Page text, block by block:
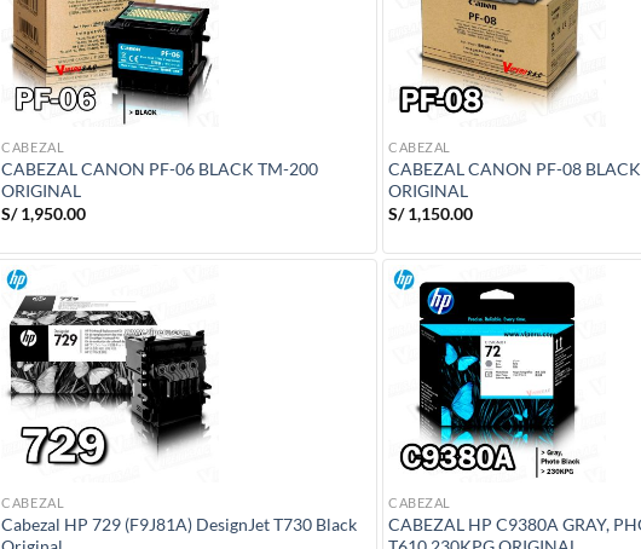
CABEZAL
CABEZAL CANON PF-06 BLACK TM-200
ORIGINAL
S/1,950.00
CABEZAL
CABEZAL CANON PF-08
ORIGINAL
S/1,150.00
CABEZAL
Cabezal HP 729 (F9J81A) DesignJet T730 Black
CABEZAL
CABEZAL HP C9380A GRAY,